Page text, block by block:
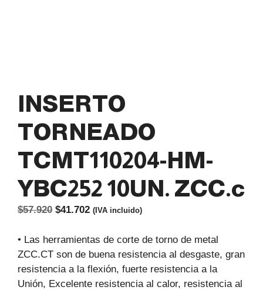
INSERTO
TORNEADO
TCMT110204-HM-
YBC252 10UN. ZCC.c
$57.920 El
original
era:
$57.920.
$41.702El
actual
es:
$41.702.
(IVA incluido)
• Las herramientas de corte de torno de metal
ZCC.CT son de buena resistencia al desgaste, gran
resistencia a la flexión, fuerte resistencia a la
Unión, Excelente resistencia al calor, resistencia al